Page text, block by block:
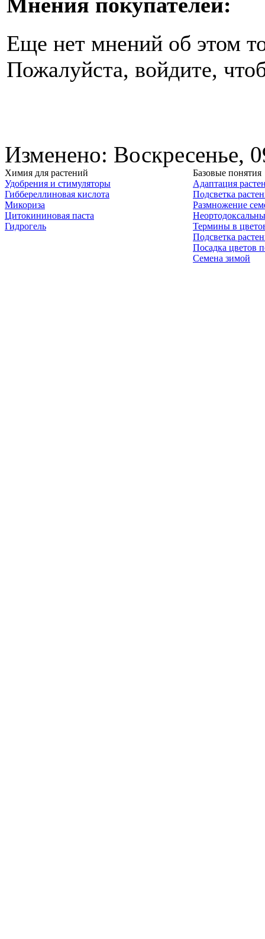
Еще нет мнений об этом
Пожалуйста, войдите,
Изменено: Воскресенье,
Химия для растений
Удобрения и стимуляторы
Гиббереллиновая кислота
Микориза
Цитокининовая паста
Гидрогель
Базовые понятия
Адаптация
Подсветка
Размножение
Термины в
Подсветка
Посадка цветов
Семена зимой